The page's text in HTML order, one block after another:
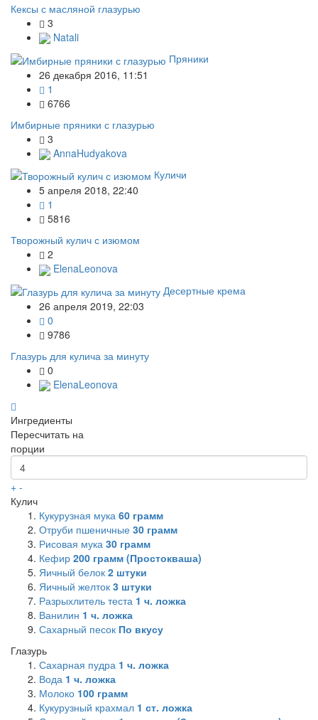
Кексы с масляной глазурью
3
Natali
Пряники
26 декабря 2016, 11:51
1
6766
Имбирные пряники с глазурью
3
AnnaHudyakova
Куличи
5 апреля 2018, 22:40
1
5816
Творожный кулич с изюмом
2
ElenaLeonova
Десертные крема
26 апреля 2019, 22:03
0
9786
Глазурь для кулича за минуту
0
ElenaLeonova
Ингредиенты
Пересчитать на
порции
+ -
Кулич
Кукурузная мука 60 грамм
Отруби пшеничные 30 грамм
Рисовая мука 30 грамм
Кефир 200 грамм (Простокваша)
Яичный белок 2 штуки
Яичный желток 3 штуки
Разрыхлитель теста 1 ч. ложка
Ванилин 1 ч. ложка
Сахарный песок По вкусу
Глазурь
Сахарная пудра 1 ч. ложка
Вода 1 ч. ложка
Молоко 100 грамм
Кукурузный крахмал 1 ст. ложка